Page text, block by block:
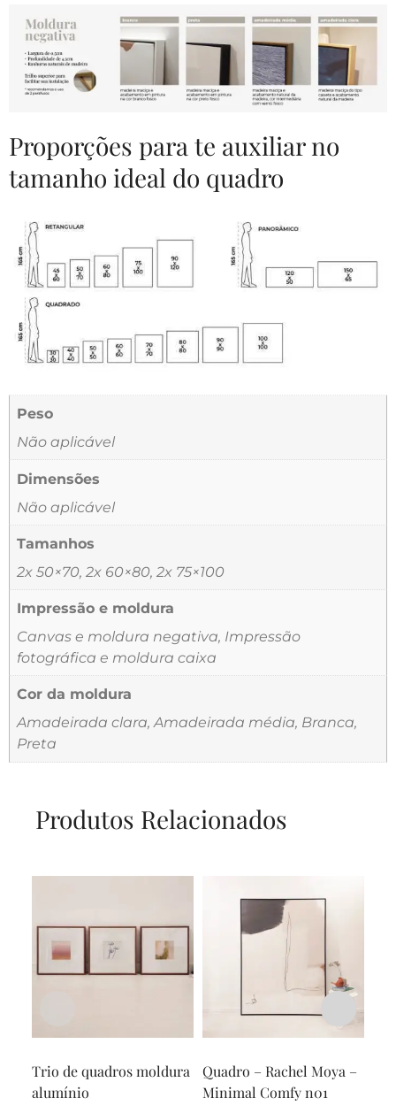
Proporções para te auxiliar no
tamanho ideal do quadro
Peso
Não aplicável
Dimensões
Não aplicável
Tamanhos
2x 50×70, 2x 60×80, 2x 75×100
Impressão e moldura
Canvas e moldura negativa, Impressão
fotográfica e moldura caixa
Cor da moldura
Amadeirada clara, Amadeirada média, Branca,
Preta
Produtos Relacionados
Trio de quadros moldura
alumínio
Quadro – Rachel Moya –
Minimal Comfy n01